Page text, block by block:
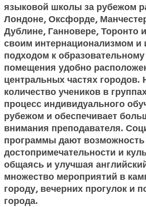
языковой школы за рубежом
Лондоне, Оксфорде,
Дублине, Ганновере, Торонто
своим интернационализмом и
подходом к
помещения удобно
центральных частях городов.
количество учеников в
процесс индивидуального
рубежом и обеспечивает
внимания преподавателя.
программы дают возможность
достопримечательности и
общаясь и улучшая
множество мероприятий в
городу, вечерних прогулок и
города.